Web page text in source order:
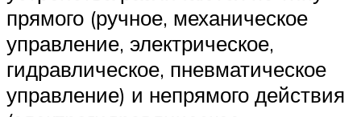
прямого (ручное, механическое
управление, электрическое,
гидравлическое, пневматическое
управление) и непрямого действия